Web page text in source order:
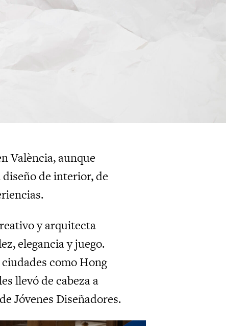
València, aunque
de interior, de
y arquitecta
elegancia y juego.
como Hong
llevó de cabeza a
Jóvenes Diseñadores.